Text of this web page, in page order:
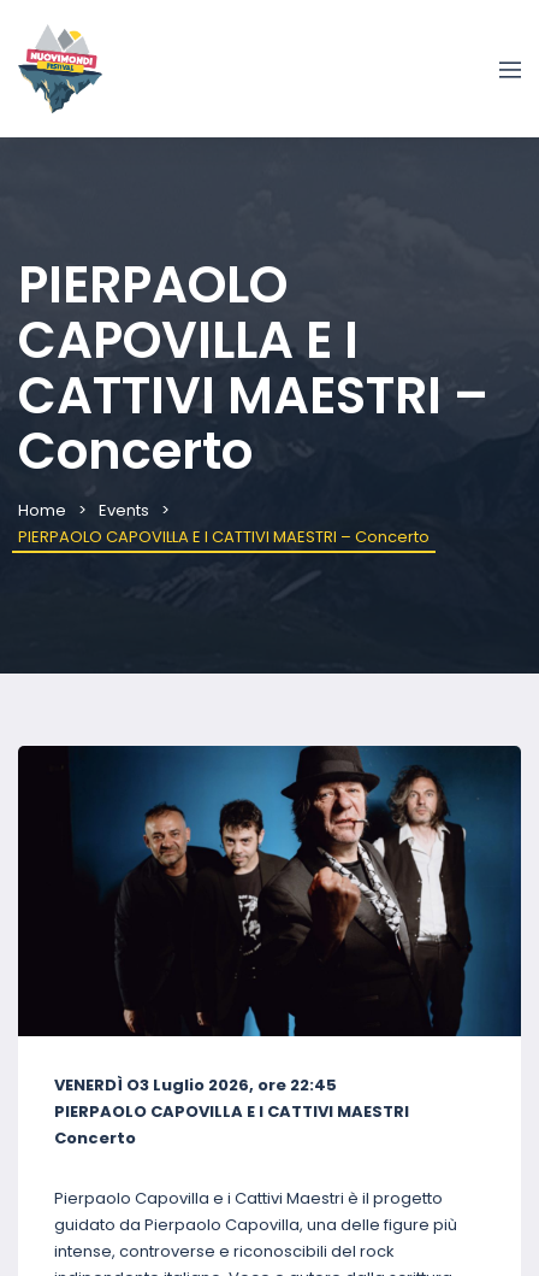
PIERPAOLO
CAPOVILLA E I
CATTIVI MAESTRI –
Concerto
Home
Events
PIERPAOLO CAPOVILLA E I CATTIVI MAESTRI – Concerto
VENERDÌ O3 Luglio 2026, ore 22:45
PIERPAOLO CAPOVILLA E I CATTIVI MAESTRI
Concerto
Pierpaolo Capovilla e i Cattivi Maestri è il progetto
guidato da Pierpaolo Capovilla, una delle figure più
intense, controverse e riconoscibili del rock